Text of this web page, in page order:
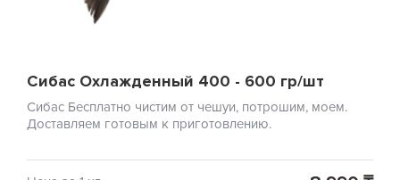
Сибас Охлажденный 400 - 600 гр/шт
Сибас Бесплатно чистим от чешуи, потрошим, моем.
Доставляем готовым к приготовлению.